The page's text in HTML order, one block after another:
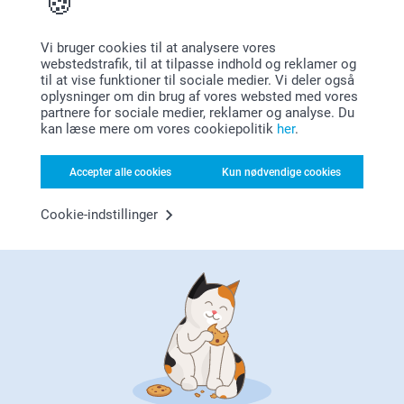
Vi bruger cookies til at analysere vores
webstedstrafik, til at tilpasse indhold og reklamer og
til at vise funktioner til sociale medier. Vi deler også
oplysninger om din brug af vores websted med vores
partnere for sociale medier, reklamer og analyse. Du
kan læse mere om vores cookiepolitik her.
Accepter alle cookies Kun nødvendige cookies
Cookie-indstillinger
Hav en fortsat god dag!
Venlig hilsen
Zeinab @smartphoto
02.07.2024
Mange tak fordi du har taget tid til at skrive en
anmeldelse.
Vi er glade over at du er tilfreds med dine
adresselabels.
Hav en fortsat god dag!
Diana Rasmussen,
27.03.2024
Langt flottere labels end jeg havde regnet med til den pris.
Vis reaktioner
02.04.2024
09:24
Hej Diana
Vi er glade over at du er tilfreds med dine
Hav en fortsat god dag!
Tommy Skou Bjerre,
Vis mere